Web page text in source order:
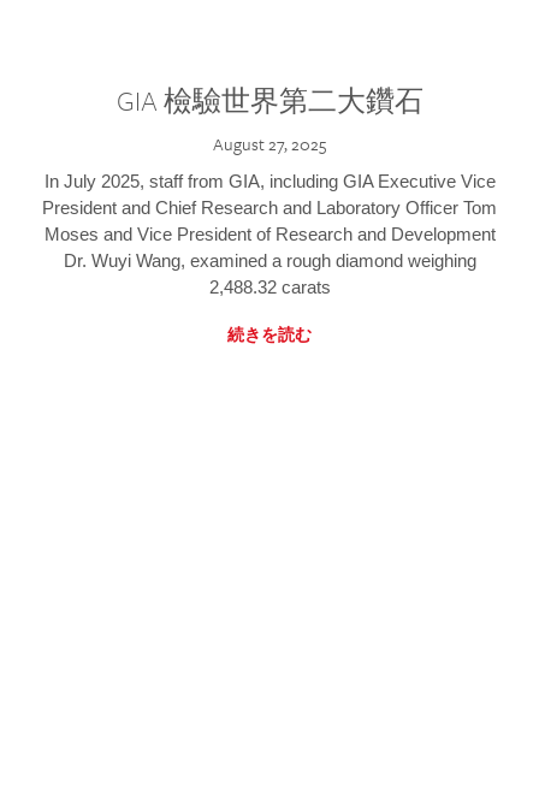
GIA 檢驗世界第二大鑽石
August 27, 2025
In July 2025, staff from GIA, including GIA Executive Vice
President and Chief Research and Laboratory Officer Tom
Moses and Vice President of Research and Development
Dr. Wuyi Wang, examined a rough diamond weighing
2,488.32 carats
続きを読む